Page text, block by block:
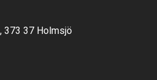
373 37 Holmsjö